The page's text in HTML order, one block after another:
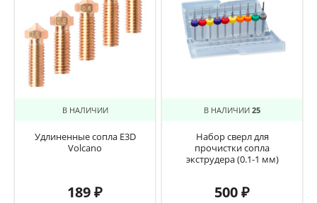
В НАЛИЧИИ
Удлиненные сопла E3D
Volcano
189₽
В НАЛИЧИИ 25
Набор сверл для
прочистки сопла
экструдера (0.1-1 мм)
500₽